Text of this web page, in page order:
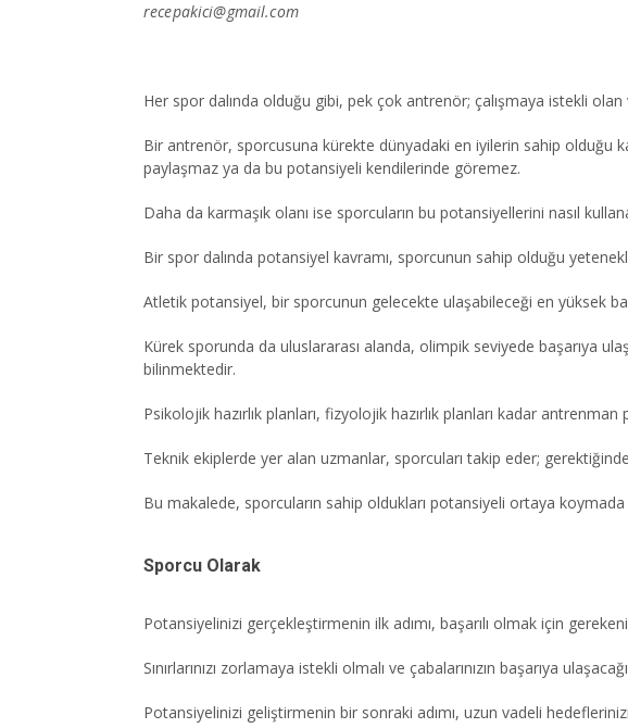
recepakici@gmail.com
Her spor dalında olduğu gibi, pek çok antrenör; çalışmaya istekli
Bir antrenör, sporcusuna kürekte dünyadaki en iyilerin sahip olduğu
paylaşmaz ya da bu potansiyeli kendilerinde göremez.
Daha da karmaşık olanı ise sporcuların bu potansiyellerini nasıl
Bir spor dalında potansiyel kavramı, sporcunun sahip olduğu
Atletik potansiyel, bir sporcunun gelecekte ulaşabileceği en yüksek
Kürek sporunda da uluslararası alanda, olimpik seviyede başarıya
bilinmektedir.
Psikolojik hazırlık planları, fizyolojik hazırlık planları kadar
Teknik ekiplerde yer alan uzmanlar, sporcuları takip eder;
Bu makalede, sporcuların sahip oldukları potansiyeli ortaya
Sporcu Olarak
Potansiyelinizi gerçekleştirmenin ilk adımı, başarılı olmak için
Sınırlarınızı zorlamaya istekli olmalı ve çabalarınızın başarıya
Potansiyelinizi geliştirmenin bir sonraki adımı, uzun vadeli